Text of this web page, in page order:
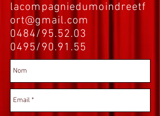
lacompagniedumoindreetf
ort@gmail.com
0484/95.52.03
0495/90.91.55